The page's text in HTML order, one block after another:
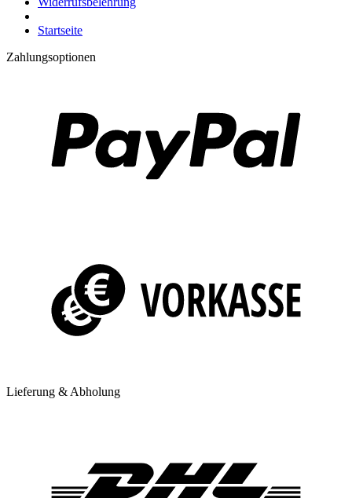
Startseite
Zahlungsoptionen
Lieferung & Abholung